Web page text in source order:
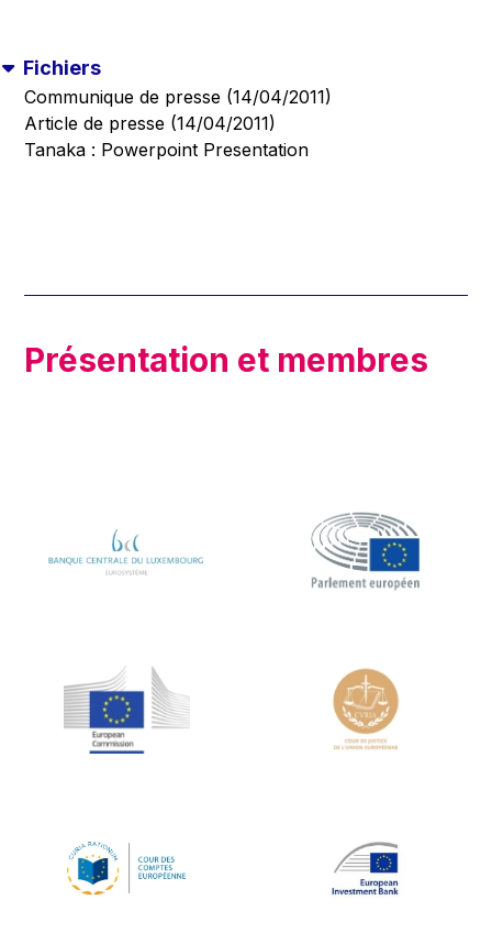
Fichiers
Communique de presse (14/04/2011)
Article de presse (14/04/2011)
Tanaka : Powerpoint Presentation
Présentation et membres